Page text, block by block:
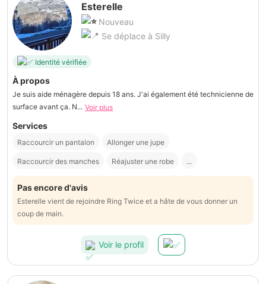
Esterelle
Nouveau
Se déplace à Silly
Identité vérifiée
À propos
Je suis aide ménagère depuis 18 ans. J'ai également été technicienne de
surface avant ça. N... Voir plus
Services
Raccourcir un pantalon Allonger une jupe
Raccourcir des manches Réajuster une robe ...
Pas encore d'avis
Esterelle vient de rejoindre Ring Twice et a hâte de vous donner un
coup de main.
Voir le profil